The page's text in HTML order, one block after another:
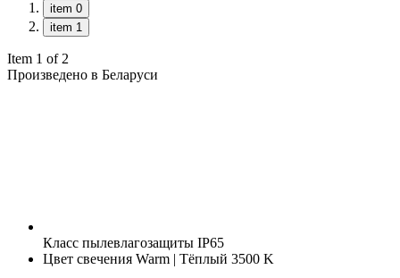
item 0
item 1
Item 1 of 2
Произведено в Беларуси
Класс пылевлагозащиты IP65
Цвет свечения Warm | Тёплый 3500 K